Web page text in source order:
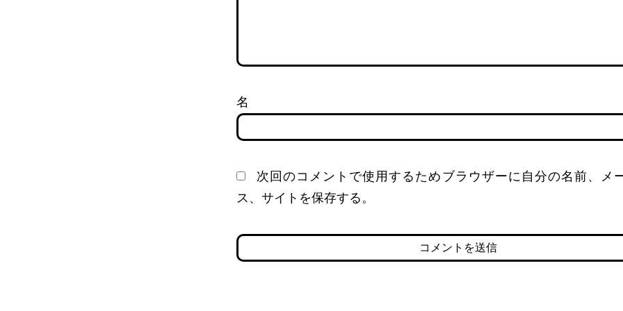
名
次回のコメントで使用するためブラウザーに自分の名前、メ
ス、サイトを保存する。